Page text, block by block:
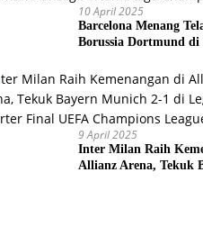
10 April 2025
Barcelona Menang
Borussia Dortmund di
9 April 2025
Inter Milan Raih
Allianz Arena, Tekuk